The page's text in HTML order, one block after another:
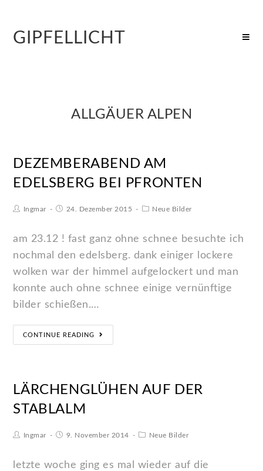
GIPFELLICHT
ALLGÄUER ALPEN
DEZEMBERABEND AM
EDELSBERG BEI PFRONTEN
Ingmar 24. Dezember 2015 Neue Bilder
am 23.12 ! fast ganz ohne schnee besuchte ich
nochmal den edelsberg. dank einiger lockere
wolken war der himmel aufgelockert und man
konnte auch ohne schnee einige vernünftige
bilder schießen.…
CONTINUE READING
LÄRCHENGLÜHEN AUF DER
STABLALM
Ingmar 9. November 2014 Neue Bilder
letzte woche ging es mal wieder auf die